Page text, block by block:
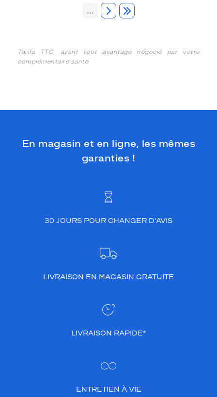
...
Tarifs TTC, avant tout avantage négocié par votre
complémentaire santé
En magasin et en ligne, les mêmes
garanties !
30 JOURS POUR CHANGER D’AVIS
LIVRAISON EN MAGASIN GRATUITE
LIVRAISON RAPIDE*
ENTRETIEN À VIE